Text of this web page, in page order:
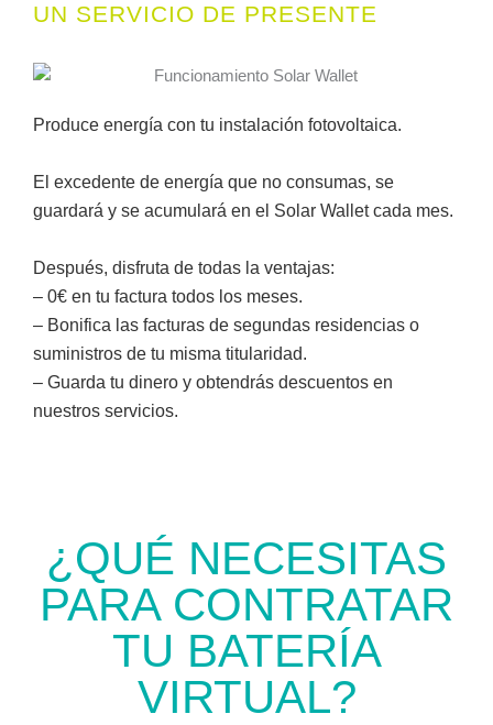
UN SERVICIO DE PRESENTE
Produce energía con tu instalación fotovoltaica.
El excedente de energía que no consumas, se
guardará y se acumulará en el Solar Wallet cada mes.
Después, disfruta de todas la ventajas:
– 0€ en tu factura todos los meses.
– Bonifica las facturas de segundas residencias o
suministros de tu misma titularidad.
– Guarda tu dinero y obtendrás descuentos en
nuestros servicios.
¿QUÉ NECESITAS
PARA CONTRATAR
TU BATERÍA
VIRTUAL?